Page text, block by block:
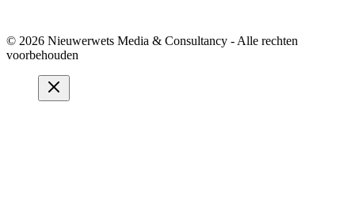
© 2026 Nieuwerwets Media & Consultancy - Alle rechten
voorbehouden